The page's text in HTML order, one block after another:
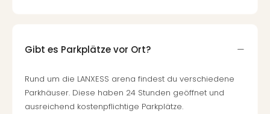
Gibt es Parkplätze vor Ort?
Rund um die LANXESS arena findest du verschiedene
Parkhäuser. Diese haben 24 Stunden geöffnet und
ausreichend kostenpflichtige Parkplätze.